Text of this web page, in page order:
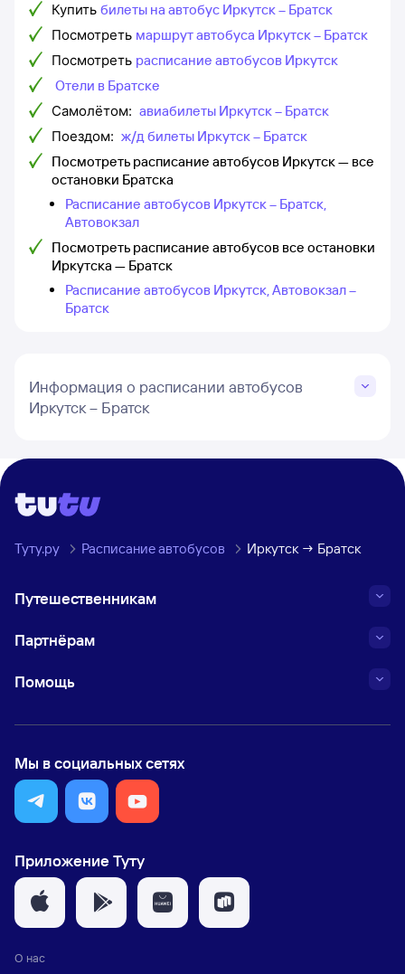
Купить билеты на автобус Иркутск – Братск
Посмотреть маршрут автобуса Иркутск – Братск
Посмотреть расписание автобусов Иркутск
Отели в Братске
Самолётом: авиабилеты Иркутск – Братск
Поездом: ж/д билеты Иркутск – Братск
Посмотреть расписание автобусов Иркутск — все
остановки Братска
Расписание автобусов Иркутск – Братск,
Автовокзал
Посмотреть расписание автобусов все остановки
Иркутска — Братск
Расписание автобусов Иркутск, Автовокзал –
Братск
Информация о расписании автобусов
Иркутск – Братск
Туту.ру Расписание автобусов Иркутск → Братск
Путешественникам
Партнёрам
Помощь
Мы в социальных сетях
Приложение Туту
О нас